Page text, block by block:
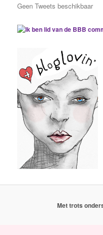
Geen Tweets beschikbaar
Met trots